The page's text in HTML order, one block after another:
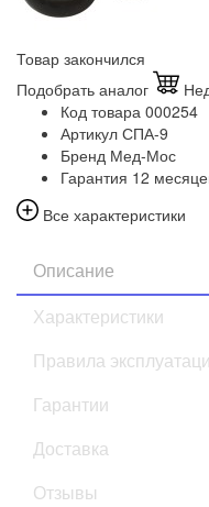
Товар закончился
Подобрать аналог
Код товара 000254
Артикул СПА-9
Бренд Мед-Мос
Гарантия 12
Все характеристики
Описание
Характеристики
Правила
Гарантии
Доставка
Отзывы